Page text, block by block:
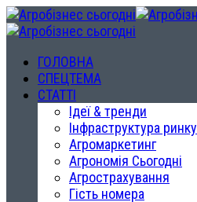
ГОЛОВНА
СПЕЦТЕМА
СТАТТІ
Ідеї & тренди
Інфраструктура ринку
Агромаркетинг
Агрономія Сьогодні
Агрострахування
Гість номера